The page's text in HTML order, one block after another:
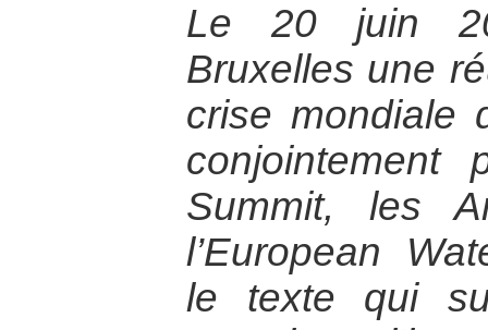
Le 20 juin
Bruxelles une
crise mondiale
conjointement
Summit, les
l’European
le texte qui